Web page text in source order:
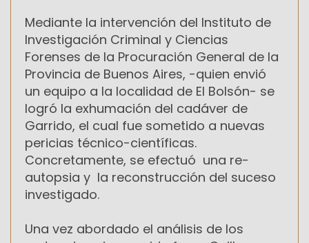
Mediante la intervención del Instituto de
Investigación Criminal y Ciencias
Forenses de la Procuración General de la
Provincia de Buenos Aires, -quien envió
un equipo a la localidad de El Bolsón- se
logró la exhumación del cadáver de
Garrido, el cual fue sometido a nuevas
pericias técnico-científicas.
Concretamente, se efectuó una re-
autopsia y la reconstrucción del suceso
investigado.
Una vez abordado el análisis de los